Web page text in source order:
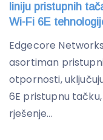
liniju pristupnih
Wi-Fi 6E
Edgecore
asortiman
otpornosti,
6E pristupnu tačku,
rješenje...